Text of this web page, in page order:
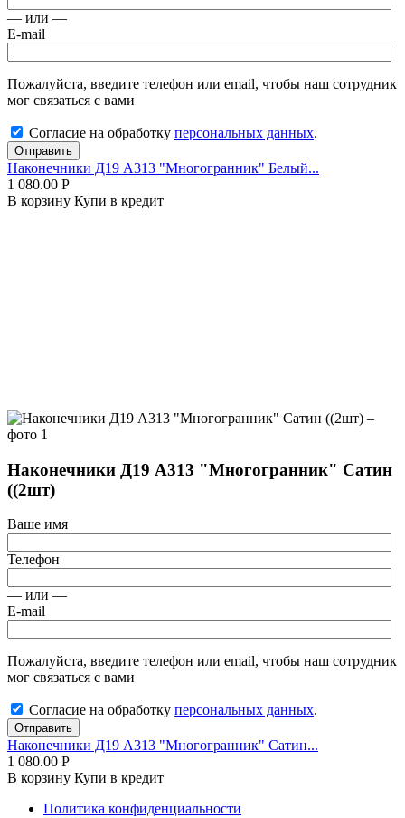
— или —
E-mail
Пожалуйста, введите телефон или email, чтобы наш сотрудник
мог связаться с вами
Согласие на обработку персональных данных.
Отправить
Наконечники Д19 А313 "Многогранник" Белый...
1 080.00 Р
В корзину Купи в кредит
Наконечники Д19 А313 "Многогранник" Сатин
((2шт)
Ваше имя
Телефон
— или —
E-mail
Пожалуйста, введите телефон или email, чтобы наш сотрудник
мог связаться с вами
Согласие на обработку персональных данных.
Отправить
Наконечники Д19 А313 "Многогранник" Сатин...
1 080.00 Р
В корзину Купи в кредит
Политика конфиденциальности